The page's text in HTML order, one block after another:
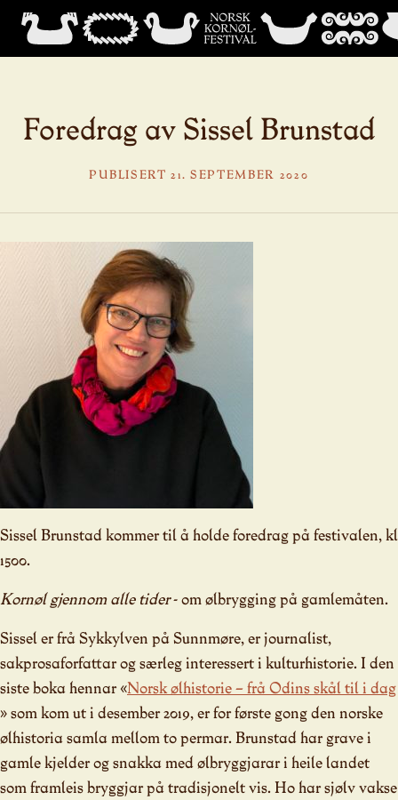
Foredrag av Sissel Brunstad
PUBLISERT 21. SEPTEMBER 2020
Sissel Brunstad kommer til å holde foredrag på festivalen, kl
1500.
Kornøl gjennom alle tider- om ølbrygging på gamlemåten.
Sissel er frå Sykkylven på Sunnmøre, er journalist,
sakprosaforfattar og særleg interessert i kulturhistorie. I den
siste boka hennar «Norsk ølhistorie – frå Odins skål til i dag
» som kom ut i desember 2019, er for første gong den norske
ølhistoria samla mellom to permar. Brunstad har grave i
gamle kjelder og snakka med ølbryggjarar i heile landet
som framleis bryggjar på tradisjonelt vis. Ho har sjølv vakse